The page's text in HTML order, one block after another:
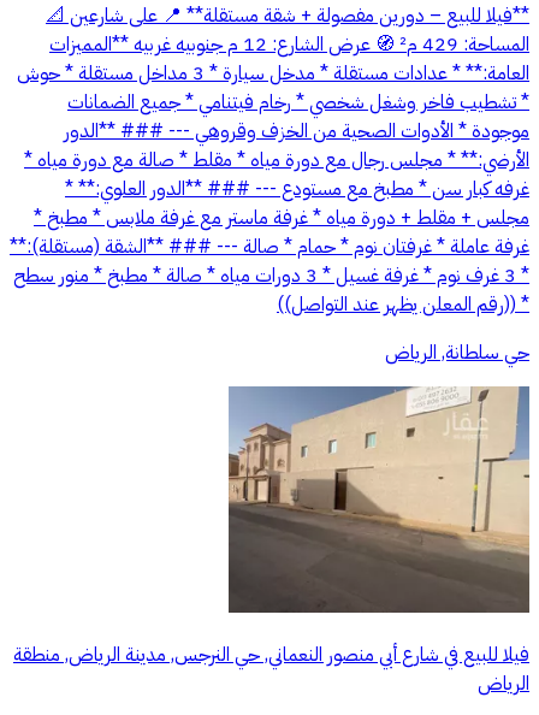
**فيلا للبيع – دورين مفصولة + شقة مستقلة** 📍 على شارعين 📐
المساحة: 429 م² 🧭 عرض الشارع: 12 م جنوبيه غربيه **المميزات
العامة:** * عدادات مستقلة * مدخل سيارة * 3 مداخل مستقلة * حوش
* تشطيب فاخر وشغل شخصي * رخام فيتنامي * جميع الضمانات
موجودة * الأدوات الصحية من الخزف وقروهي --- ### **الدور
الأرضي:** * مجلس رجال مع دورة مياه * مقلط * صالة مع دورة مياه *
غرفه كبار سن * مطبخ مع مستودع --- ### **الدور العلوي:** *
مجلس + مقلط + دورة مياه * غرفة ماستر مع غرفة ملابس * مطبخ *
غرفة عاملة * غرفتان نوم * حمام * صالة --- ### **الشقة (مستقلة):**
* 3 غرف نوم * غرفة غسيل * 3 دورات مياه * صالة * مطبخ * منور سطح
* ((رقم المعلن يظهر عند التواصل))
حي سلطانة, الرياض
فيلا للبيع في شارع أبي منصور النعماني, حي النرجس, مدينة الرياض, منطقة
الرياض